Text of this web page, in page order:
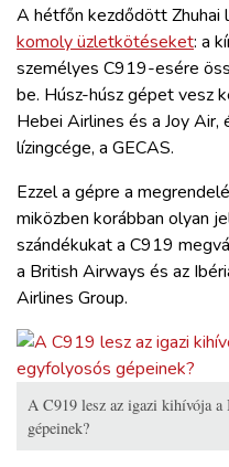
BLOG
ARCHÍVUM
WEBSHOP
BELÉPÉS
REGISZTRÁCIÓ
A hétfőn kezdődött Zhuhai
komoly üzletkötéseket: a
személyes C919-esére
be. Húsz-húsz gépet vesz
Hebei Airlines és a Joy
lízingcége, a GECAS.
Ezzel a gépre a
miközben korábban olyan
szándékukat a C919
a British Airways és az
Airlines Group.
A C919 lesz az igazi kihívója
gépeinek?